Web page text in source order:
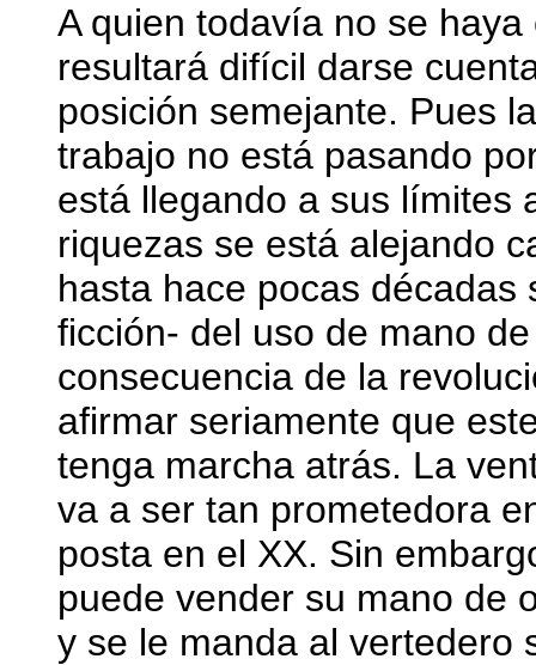
A quien todavía no se
resultará difícil darse
posición semejante. Pues
trabajo no está pasando
está llegando a sus límites
riquezas se está alejando
hasta hace pocas
ficción- del uso de mano
consecuencia de la
afirmar seriamente que
tenga marcha atrás. La
va a ser tan prometedora
posta en el XX. Sin
puede vender su mano de
y se le manda al vertedero